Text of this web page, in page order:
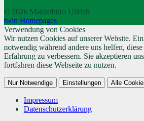
© 2026 Maklerbüro Ullrich
twin Homepages
Verwendung von Cookies
Wir nutzen Cookies auf unserer Website.
notwendig während andere uns helfen,
Erfahrung zu verbessern. Sie akzeptieren
fortfahren diese Webseite zu nutzen.
Nur Notwendige Einstellungen Alle
Impressum
Datenschutzerklärung